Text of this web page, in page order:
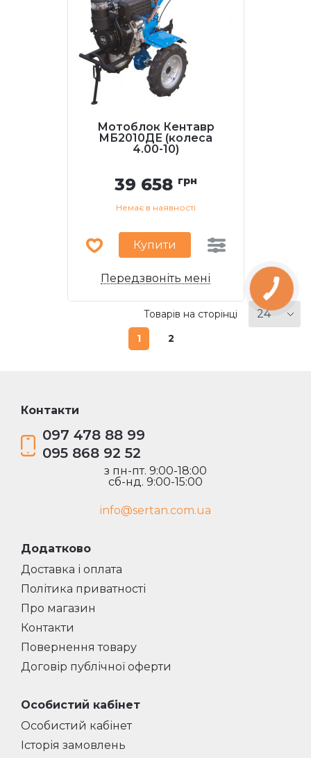
Мотоблок Кентавр
МБ2010ДЕ (колеса
4.00-10)
39 658 грн
Немає в наявності
Купити
Передзвоніть мені
1 2
Товарів на сторінці
Контакти
097 478 88 99
095 868 92 52
з пн-пт. 9:00-18:00
сб-нд. 9:00-15:00
info@sertan.com.ua
Додатково
Доставка і оплата
Політика приватності
Про магазин
Контакти
Повернення товару
Договір публічної оферти
Особистий кабінет
Особистий кабінет
Історія замовлень